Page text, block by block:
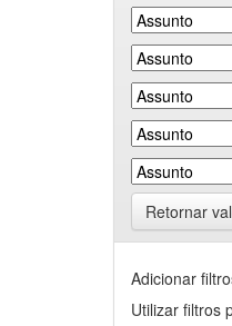
Retornar
Adicionar
Utilizar filtros